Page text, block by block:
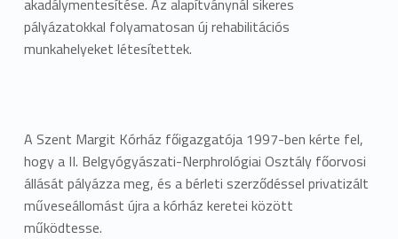
pályázatokkal folyamatosan új rehabilitációs
munkahelyeket létesítettek.
A Szent Margit Kórház főigazgatója 1997-ben kérte fel,
hogy a II. Belgyógyászati-Nerphrológiai Osztály főorvosi
állását pályázza meg, és a bérleti szerződéssel privatizált
műveseállomást újra a kórház keretei között
működtesse.